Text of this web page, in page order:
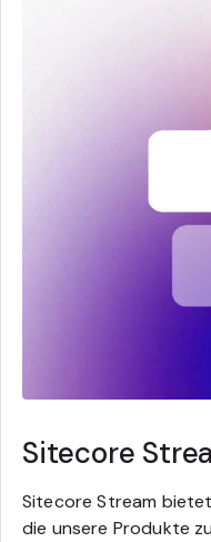
Sitecore
Sitecore Stream
die unsere Produkte